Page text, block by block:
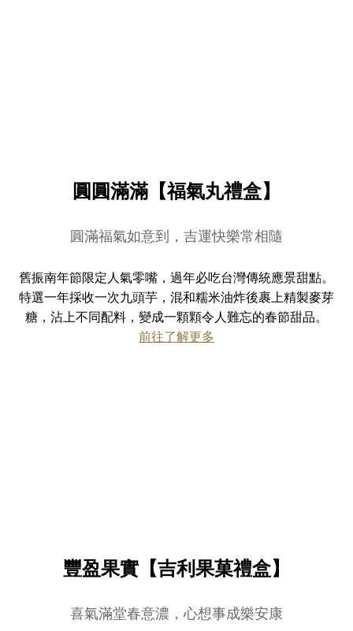
圓圓滿滿【福氣丸禮盒】
圓滿福氣如意到，吉運快樂常相隨
舊振南年節限定人氣零嘴，過年必吃台灣傳統應景甜點。
特選一年採收一次九頭芋，混和糯米油炸後裹上精製麥芽
糖，沾上不同配料，變成一顆顆令人難忘的春節甜品。
前往了解更多
豐盈果實【吉利果菓禮盒】
喜氣滿堂春意濃，心想事成樂安康